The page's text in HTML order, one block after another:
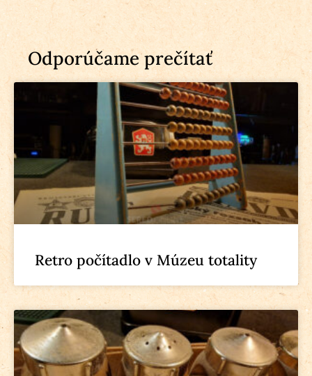
Odporúčame prečítať
Retro počítadlo v Múzeu totality